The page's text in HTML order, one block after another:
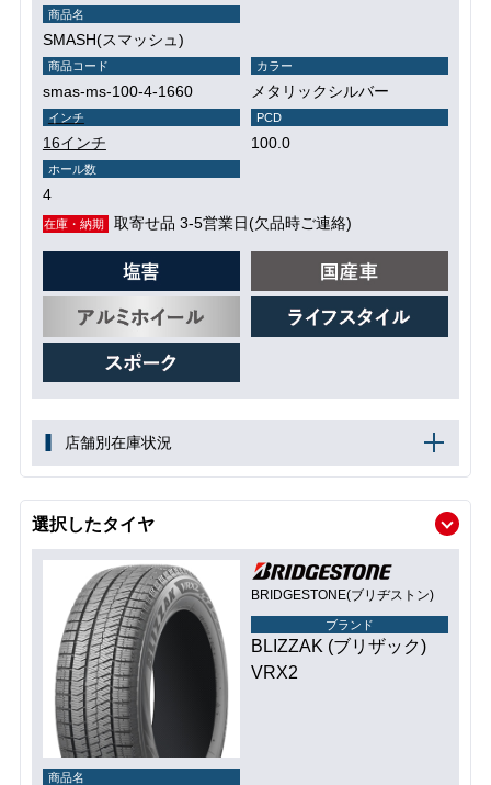
商品名
SMASH(スマッシュ)
商品コード
smas-ms-100-4-1660
カラー
メタリックシルバー
インチ
16インチ
PCD
100.0
ホール数
4
在庫・納期 取寄せ品 3-5営業日(欠品時ご連絡)
店舗別在庫状況
選択したタイヤ
BRIDGESTONE(ブリヂストン)
ブランド
BLIZZAK (ブリザック)
VRX2
商品名